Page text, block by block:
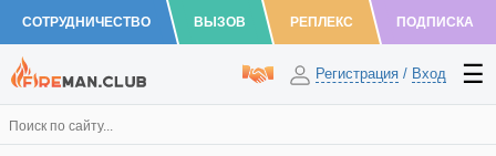
СОТРУДНИЧЕСТВО ВЫЗОВ РЕПЛЕКС ПОДПИСКА
Регистрация / Вход